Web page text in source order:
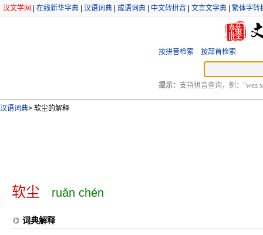
汉文学网 在线新华字典 汉语词典 成语词典 中文转拼音 文言文字典 繁体字转
按拼音检索 按部首检索
提示： 支持拼音查询，例：“wen
汉语词典> 软尘的解释
软尘 ruǎn chén
词典解释